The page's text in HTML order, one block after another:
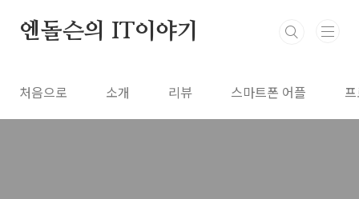
엔돌슨의 IT이야기
처음으로 소개 리뷰 스마트폰 어플